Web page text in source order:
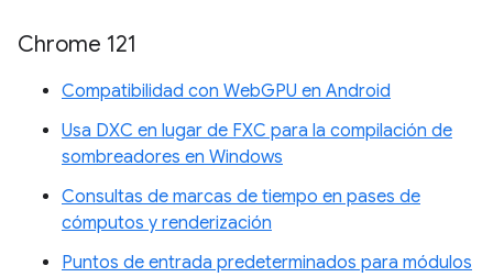
Chrome 121
Compatibilidad con WebGPU en Android
Usa DXC en lugar de FXC para la compilación de
sombreadores en Windows
Consultas de marcas de tiempo en pases de
cómputos y renderización
Puntos de entrada predeterminados para módulos